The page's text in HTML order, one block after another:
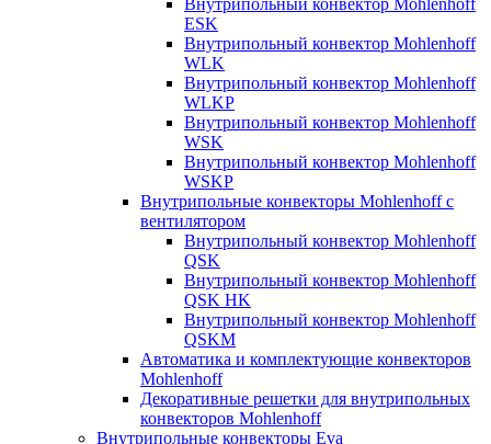
Внутрипольный конвектор Mohlenhoff
ESK
Внутрипольный конвектор Mohlenhoff
WLK
Внутрипольный конвектор Mohlenhoff
WLKP
Внутрипольный конвектор Mohlenhoff
WSK
Внутрипольный конвектор Mohlenhoff
WSKP
Внутрипольные конвекторы Mohlenhoff с
вентилятором
Внутрипольный конвектор Mohlenhoff
QSK
Внутрипольный конвектор Mohlenhoff
QSK HK
Внутрипольный конвектор Mohlenhoff
QSKM
Автоматика и комплектующие конвекторов
Mohlenhoff
Декоративные решетки для внутрипольных
конвекторов Mohlenhoff
Внутрипольные конвекторы Eva